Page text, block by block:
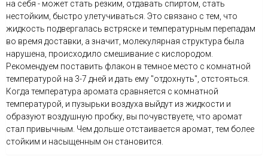
на себя - может стать резким, отдавать спиртом, стать
нестойким, быстро улетучиваться. Это связано с тем, что
жидкость подвергалась встряске и температурным перепадам
во время доставки, а значит, молекулярная структура была
нарушена, происходило смешивание с кислородом.
Рекомендуем поставить флакон в темное место с комнатной
температурой на 3-7 дней и дать ему "отдохнуть", отстояться.
Когда температура аромата сравняется с комнатной
температурой, и пузырьки воздуха выйдут из жидкости и
образуют воздушную пробку, вы почувствуете, что аромат
стал привычным. Чем дольше отстаивается аромат, тем более
стойким и насыщенным он становится.